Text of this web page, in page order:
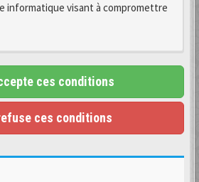
informatique visant à compromettre
ces conditions
ces conditions